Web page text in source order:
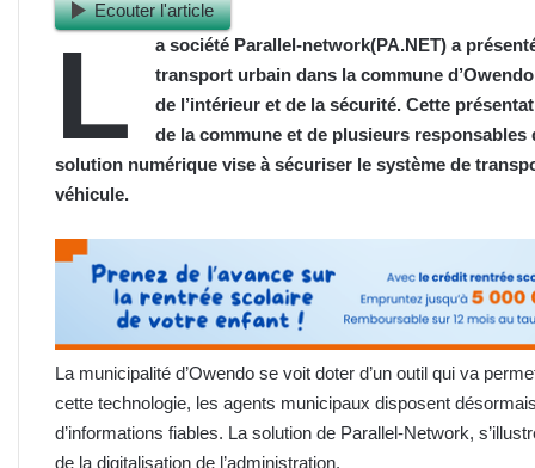
Ecouter l'article
L
a société Parallel-network(PA.NET) a
transport urbain dans la commune
de l’intérieur et de la sécurité. Cette
de la commune et de plusieurs
solution numérique vise à sécuriser le système de
véhicule.
La municipalité d’Owendo se voit doter d’un outil qui va
cette technologie, les agents municipaux disposent
d’informations fiables. La solution de Parallel-Network,
de la digitalisation de l’administration.